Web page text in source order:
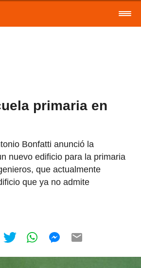
primaria en
Bonfatti anunció la
nuevo edificio para la primaria
que actualmente
que ya no admite